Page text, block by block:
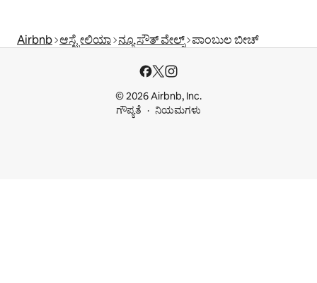
Airbnb ಆಸ್ಟ್ರೇಲಿಯಾ ನ್ಯೂ ಸೌತ್ ವೇಲ್ಸ್ ಪಾಂಬುಲ ಬೀಚ್
© 2026 Airbnb, Inc.
ಗೌಪ್ಯತೆ
ನಿಯಮಗಳು